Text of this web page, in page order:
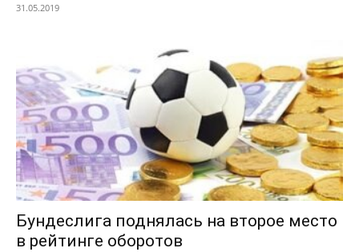
31.05.2019
Бундеслига поднялась на второе место
в рейтинге оборотов